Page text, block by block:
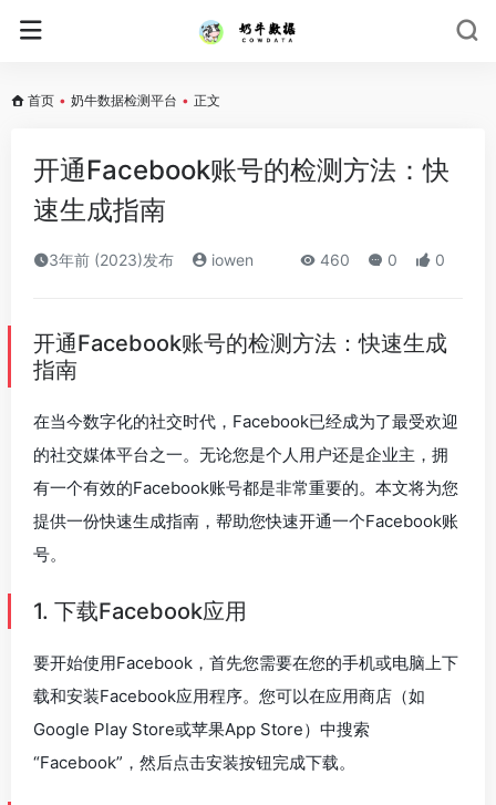
首页 • 奶牛数据检测平台 • 正文
开通Facebook账号的检测方法：快
速生成指南
3年前 (2023)发布 iowen 460 0 0
开通Facebook账号的检测方法：快速生成
指南
在当今数字化的社交时代，Facebook已经成为了最受欢迎
的社交媒体平台之一。无论您是个人用户还是企业主，拥
有一个有效的Facebook账号都是非常重要的。本文将为您
提供一份快速生成指南，帮助您快速开通一个Facebook账
号。
1. 下载Facebook应用
要开始使用Facebook，首先您需要在您的手机或电脑上下
载和安装Facebook应用程序。您可以在应用商店（如
Google Play Store或苹果App Store）中搜索
“Facebook”，然后点击安装按钮完成下载。